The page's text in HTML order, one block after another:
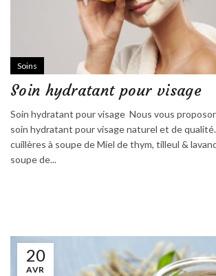
Soins
Soin hydratant pour visage
Soin hydratant pour visage Nous vous
soin hydratant pour visage naturel et de
cuillères à soupe de Miel de thym, tilleul &
soupe de...
20
AVR